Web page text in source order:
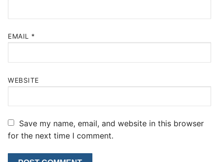
EMAIL *
WEBSITE
Save my name, email, and website in this browser
for the next time I comment.